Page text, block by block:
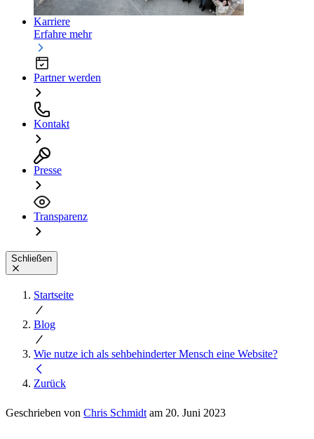
Karriere
Erfahre mehr
Partner werden
Kontakt
Presse
Transparenz
Schließen
Startseite
Blog
Wie nutze ich als sehbehinderter Mensch eine Website?
Zurück
Geschrieben von Chris Schmidt am 20. Juni 2023